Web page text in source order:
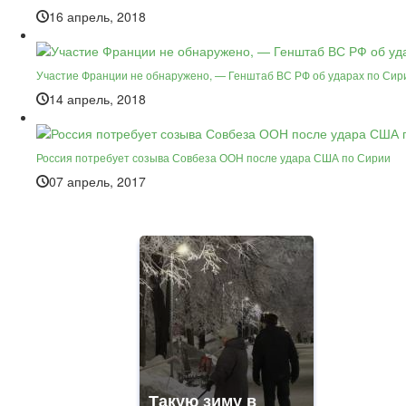
16 апрель, 2018
Участие Франции не обнаружено, — Генштаб ВС РФ об ударах по
14 апрель, 2018
Россия потребует созыва Совбеза ООН после удара США по Сирии
07 апрель, 2017
Такую зиму в